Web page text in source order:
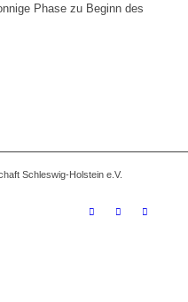
Phase zu Beginn des
Schleswig-Holstein e.V.